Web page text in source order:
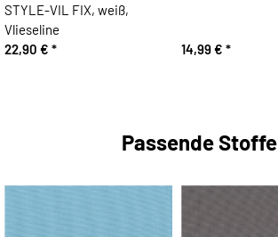
STYLE-VIL FIX, weiß,
Vlieseline
22,90 € * 14,99 € *
Passende Stoffe